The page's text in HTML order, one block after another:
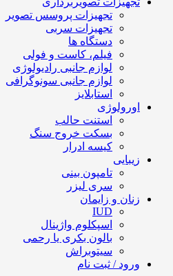
تجهیزات پروسس تصویر
تجهیزات سربی
دستگاه ها
فیلم، کاست و فولی
لوازم جانبی رادیولوژی
لوازم جانبی سونوگرافی
استابلایز
اورولوژی
استنت حالب
بسکت خروج سنگ
کیسه ادرار
زیبایی
تامپون بینی
سری لیزر
زنان و زایمان
IUD
اسپکلوم واژینال
بالون بکری یا رحمی
سیتوبراش
ورود / ثبت نام